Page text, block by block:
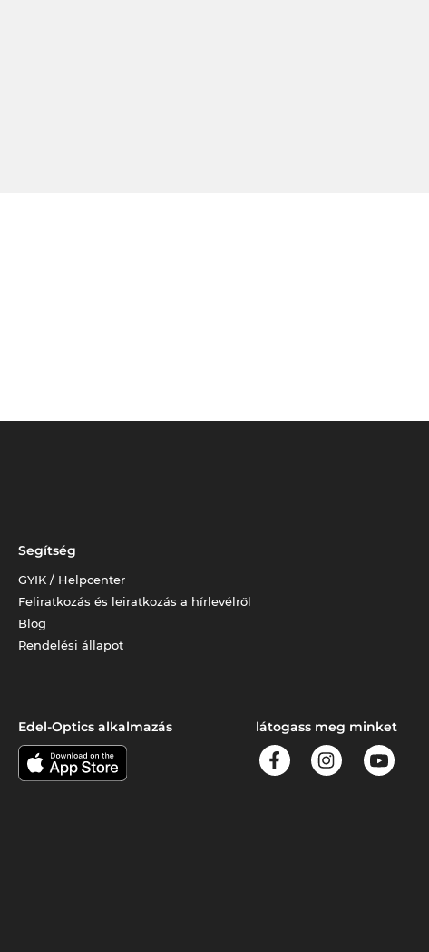
Segítség
GYIK / Helpcenter
Feliratkozás és leiratkozás a hírlevélről
Blog
Rendelési állapot
Edel-Optics alkalmazás látogass meg minket